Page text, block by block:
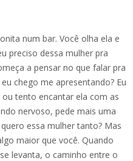
num bar. Você olha ela e
preciso dessa mulher pra
a pensar no que falar pra
chego me apresentando? Eu
tento encantar ela com as
nervoso, pede mais uma
essa mulher tanto? Mas
maior que você. Quando
levanta, o caminho entre o